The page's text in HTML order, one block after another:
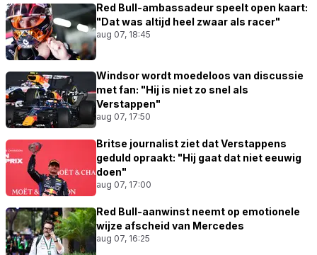
Red Bull-ambassadeur speelt open kaart:
"Dat was altijd heel zwaar als racer"
aug 07, 18:45
Windsor wordt moedeloos van discussie
met fan: "Hij is niet zo snel als
Verstappen"
aug 07, 17:50
Britse journalist ziet dat Verstappens
geduld opraakt: "Hij gaat dat niet eeuwig
doen"
aug 07, 17:00
Red Bull-aanwinst neemt op emotionele
wijze afscheid van Mercedes
aug 07, 16:25